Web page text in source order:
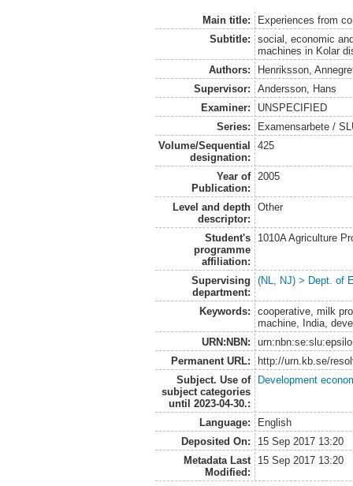
Main title:
Experiences from
Subtitle:
social, economic
machines in Kolar
Authors:
Henriksson,
Supervisor:
Andersson, Hans
Examiner:
UNSPECIFIED
Series:
Examensarbete /
Volume/Sequential
designation:
425
Year of
Publication:
2005
Level and depth
descriptor:
Other
Student's
programme
affiliation:
1010A Agriculture
Supervising
department:
(NL, NJ) > Dept. of
Keywords:
cooperative, milk
machine, India,
URN:NBN:
Permanent URL:
http://urn.kb.se/
Subject. Use of
subject categories
until 2023-04-30.:
Development
Language:
English
Deposited On:
15 Sep 2017 13:20
Metadata Last
Modified:
15 Sep 2017 13:20